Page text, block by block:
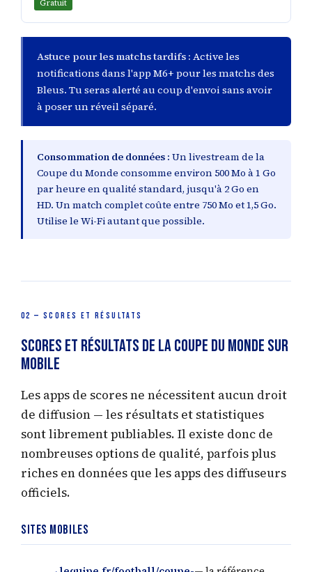
Gratuit
Astuce pour les matchs tardifs : Active les
notifications dans l'app M6+ pour les matchs des
Bleus. Tu seras alerté au coup d'envoi sans avoir
à poser un réveil séparé.
Consommation de données : Un livestream de la
Coupe du Monde consomme environ 500 Mo à 1 Go
par heure en qualité standard, jusqu'à 2 Go en
HD. Un match complet coûte entre 750 Mo et 1,5 Go.
Utilise le Wi-Fi autant que possible.
02 — SCORES ET RÉSULTATS
Scores et Résultats de la Coupe du Monde sur
Mobile
Les apps de scores ne nécessitent aucun droit
de diffusion — les résultats et statistiques
sont librement publiables. Il existe donc de
nombreuses options de qualité, parfois plus
riches en données que les apps des diffuseurs
officiels.
Sites mobiles